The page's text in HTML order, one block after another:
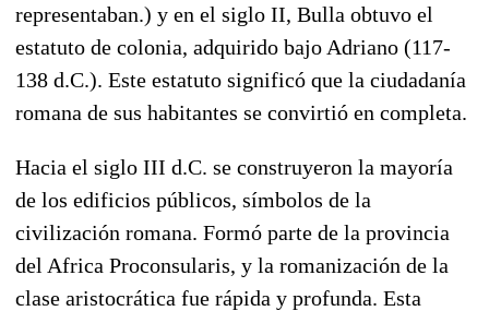
representaban.) y en el siglo II, Bulla obtuvo el
estatuto de colonia, adquirido bajo Adriano (117-
138 d.C.). Este estatuto significó que la ciudadanía
romana de sus habitantes se convirtió en completa.
Hacia el siglo III d.C. se construyeron la mayoría
de los edificios públicos, símbolos de la
civilización romana. Formó parte de la provincia
del Africa Proconsularis, y la romanización de la
clase aristocrática fue rápida y profunda. Esta